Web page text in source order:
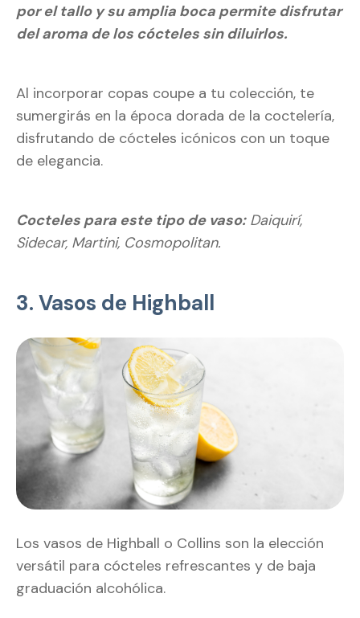
por el tallo y su amplia boca permite disfrutar
del aroma de los cócteles sin diluirlos.
Al incorporar copas coupe a tu colección, te
sumergirás en la época dorada de la coctelería,
disfrutando de cócteles icónicos con un toque
de elegancia.
Cocteles para este tipo de vaso: Daiquirí,
Sidecar, Martini, Cosmopolitan.
3. Vasos de Highball
Los vasos de Highball o Collins son la elección
versátil para cócteles refrescantes y de baja
graduación alcohólica.